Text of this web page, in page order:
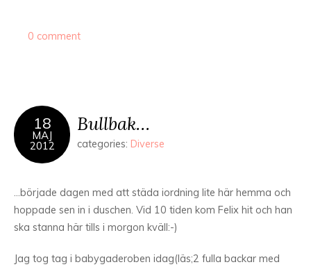
0 comment
18
MAJ
2012
Bullbak…
categories: Diverse
…började dagen med att städa iordning lite här hemma och
hoppade sen in i duschen. Vid 10 tiden kom Felix hit och han
ska stanna här tills i morgon kväll:-)
Jag tog tag i babygaderoben idag(läs;2 fulla backar med